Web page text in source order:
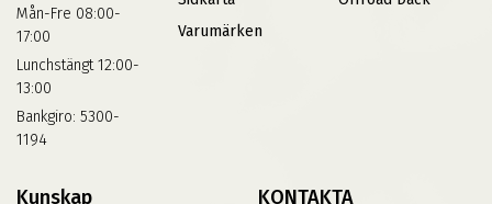
Mån-Fre 08:00-
17:00
Lunchstängt 12:00-
13:00
Bankgiro: 5300-
1194
Varumärken
Kunskap KONTAKTA